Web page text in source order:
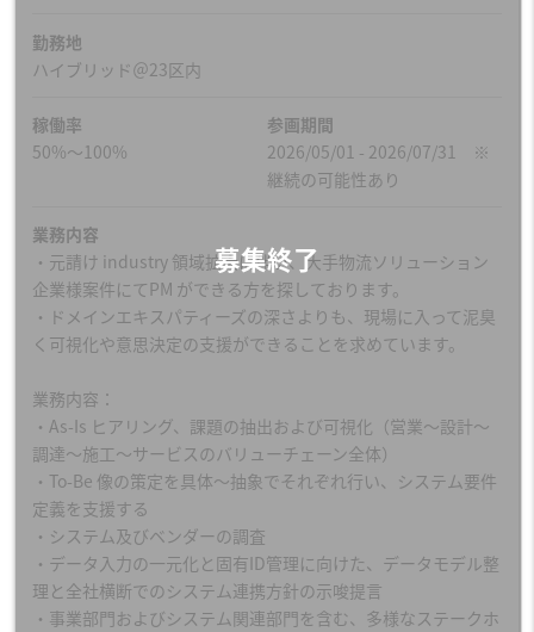
勤務地
ハイブリッド＠23区内
稼働率
50%～100%
参画期間
2026/05/01 - 2026/07/31 ※
継続の可能性あり
業務内容
・元請け industry 領域拡大に伴い、大手物流ソリューション
企業様案件にてPM ができる方を探しております。
・ドメインエキスパティーズの深さよりも、現場に入って泥臭
く可視化や意思決定の支援ができることを求めています。
業務内容：
・As-Is ヒアリング、課題の抽出および可視化（営業〜設計〜
調達〜施工〜サービスのバリューチェーン全体）
・To-Be 像の策定を具体〜抽象でそれぞれ行い、システム要件
定義を支援する
・システム及びベンダーの調査
・データ入力の一元化と固有ID管理に向けた、データモデル整
理と全社横断でのシステム連携方針の示唆提言
・事業部門およびシステム関連部門を含む、多様なステークホ